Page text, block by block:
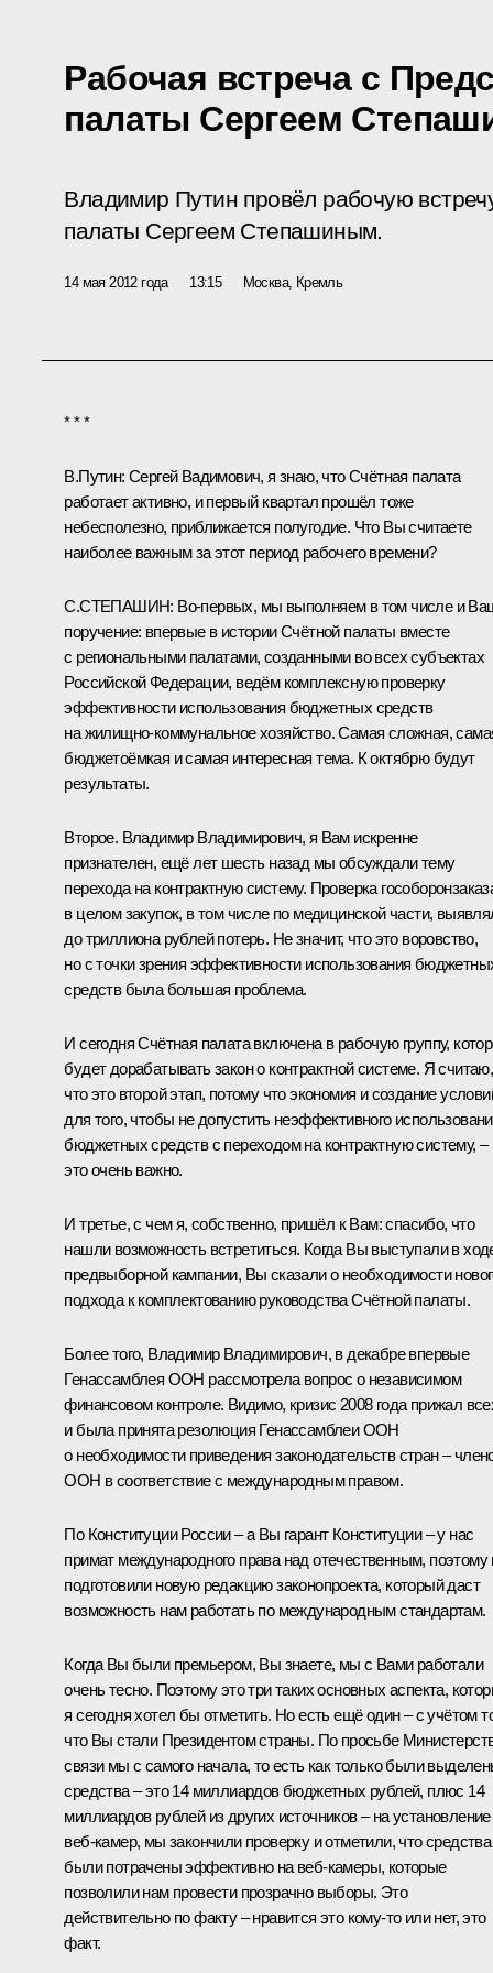
Рабочая встреча с
палаты Сергеем
Владимир Путин провёл рабочую
палаты Сергеем Степашиным.
14 мая 2012 года 13:15 Москва, Кремль
* * *
В.Путин: Сергей Вадимович, я знаю, что Счётная палата
работает активно, и первый квартал прошёл тоже
небесполезно, приближается полугодие. Что Вы считаете
наиболее важным за этот период рабочего времени?
С.СТЕПАШИН: Во‑первых, мы выполняем в том числе и
поручение: впервые в истории Счётной палаты вместе
с региональными палатами, созданными во всех субъектах
Российской Федерации, ведём комплексную проверку
эффективности использования бюджетных средств
на жилищно-коммунальное хозяйство. Самая сложная,
бюджетоёмкая и самая интересная тема. К октябрю будут
результаты.
Второе. Владимир Владимирович, я Вам искренне
признателен, ещё лет шесть назад мы обсуждали тему
перехода на контрактную систему. Проверка
в целом закупок, в том числе по медицинской части,
до триллиона рублей потерь. Не значит, что это воровство,
но с точки зрения эффективности использования
средств была большая проблема.
И сегодня Счётная палата включена в рабочую группу,
будет дорабатывать закон о контрактной системе. Я считаю,
что это второй этап, потому что экономия и создание
для того, чтобы не допустить неэффективного
бюджетных средств с переходом на контрактную систему, –
это очень важно.
И третье, с чем я, собственно, пришёл к Вам: спасибо, что
нашли возможность встретиться. Когда Вы выступали в
предвыборной кампании, Вы сказали о необходимости
подхода к комплектованию руководства Счётной палаты.
Более того, Владимир Владимирович, в декабре впервые
Генассамблея ООН рассмотрела вопрос о независимом
финансовом контроле. Видимо, кризис 2008 года прижал
и была принята резолюция Генассамблеи ООН
о необходимости приведения законодательств стран –
ООН в соответствие с международным правом.
По Конституции России – а Вы гарант Конституции – у нас
примат международного права над отечественным,
подготовили новую редакцию законопроекта, который даст
возможность нам работать по международным стандартам.
Когда Вы были премьером, Вы знаете, мы с Вами работали
очень тесно. Поэтому это три таких основных аспекта,
я сегодня хотел бы отметить. Но есть ещё один – с учётом
что Вы стали Президентом страны. По просьбе
связи мы с самого начала, то есть как только были
средства – это 14 миллиардов бюджетных рублей, плюс 14
миллиардов рублей из других источников – на установление
веб-камер, мы закончили проверку и отметили, что средства
были потрачены эффективно на веб-камеры, которые
позволили нам провести прозрачно выборы. Это
действительно по факту – нравится это кому‑то или нет, это
факт.